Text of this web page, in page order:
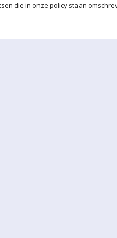
die in onze policy staan